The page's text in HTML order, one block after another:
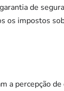
de
impostos
a percepção